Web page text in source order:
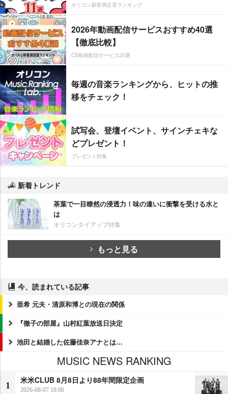
オリコン顧客満足度ランキング
2026年動画配信サービスおすすめ40選
【徹底比較】
CS動画配信サービス20選
毎週の音楽ランキングから、ヒットの推
移をチェック！
試写会、登壇イベント、サインチェキな
どプレゼント！
プレゼント特集
新着トレンド
茶葉で一目瞭然の浸透力！味の違いに衝撃を受ける水と
は
オリコンタイアップ特集
もっと見る
今、読まれている記事
亜希 元夫・清原和博との現在の関係
『徹子の部屋』山村紅葉放送日決定
池田と結婚した佐藤佳奈アナとは…
MUSIC NEWS RANKING
1
米米CLUB 8月8日より88年間限定企画
2026-08-07 18:00